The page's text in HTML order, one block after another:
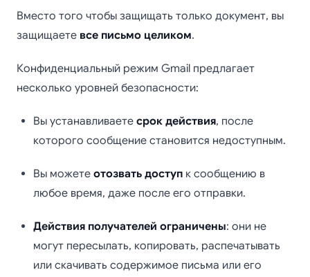
Вместо того чтобы защищать только документ, вы
защищаете все письмо целиком.
Конфиденциальный режим Gmail предлагает
несколько уровней безопасности:
Вы устанавливаете срок действия, после
которого сообщение становится недоступным.
Вы можете отозвать доступ к сообщению в
любое время, даже после его отправки.
Действия получателей ограничены: они не
могут пересылать, копировать, распечатывать
или скачивать содержимое письма или его